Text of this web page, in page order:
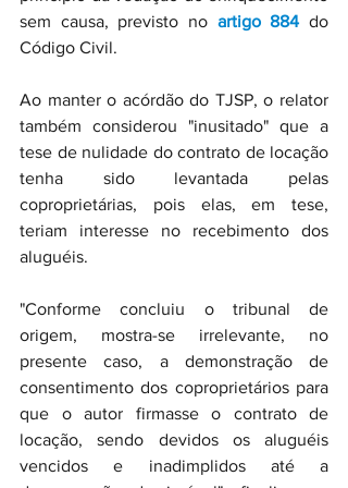
sem causa, previsto no artigo 884 do
Código Civil.
Ao manter o acórdão do TJSP, o relator
também considerou "inusitado" que a
tese de nulidade do contrato de locação
tenha sido levantada pelas
coproprietárias, pois elas, em tese,
teriam interesse no recebimento dos
aluguéis.
"Conforme concluiu o tribunal de
origem, mostra-se irrelevante, no
presente caso, a demonstração de
consentimento dos coproprietários para
que o autor firmasse o contrato de
locação, sendo devidos os aluguéis
vencidos e inadimplidos até a